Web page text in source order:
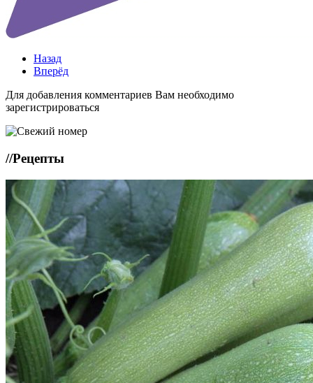
Назад
Вперёд
Для добавления комментариев Вам необходимо
зарегистрироваться
//Рецепты